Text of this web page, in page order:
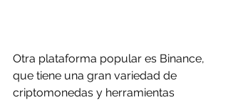
Otra plataforma popular es Binance,
que tiene una gran variedad de
criptomonedas y herramientas